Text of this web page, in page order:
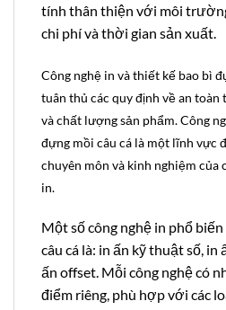
tính thân thiện với môi
chi phí và thời gian sản xuất.
Công nghệ in và thiết kế bao bì
tuân thủ các quy định về an
và chất lượng sản phẩm. Công
đựng mồi câu cá là một lĩnh vực
chuyên môn và kinh nghiệm của
in.
Một số công nghệ in phổ
câu cá là: in ấn kỹ thuật số, in
ấn offset. Mỗi công nghệ có
điểm riêng, phù hợp với các